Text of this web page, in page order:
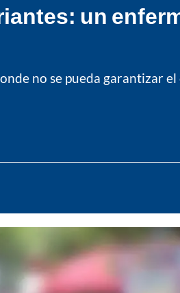
un
no se pueda garantizar